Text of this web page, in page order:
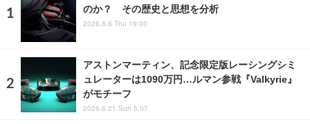
のか？ その歴史と思想を分析
2026.8.6 Thu 19:00
アストンマーティン、記念限定版レーシングシミ
ュレーターは1090万円…ルマン参戦『Valkyrie』
がモチーフ
2026.6.21 Sun 5:07